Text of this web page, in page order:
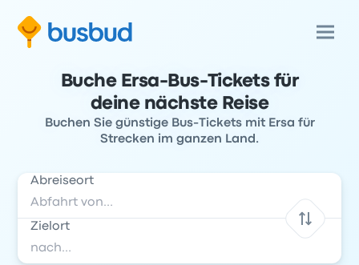
Buche Ersa-Bus-Tickets für
deine nächste Reise
Buchen Sie günstige Bus-Tickets mit Ersa für
Strecken im ganzen Land.
Abreiseort
Zielort